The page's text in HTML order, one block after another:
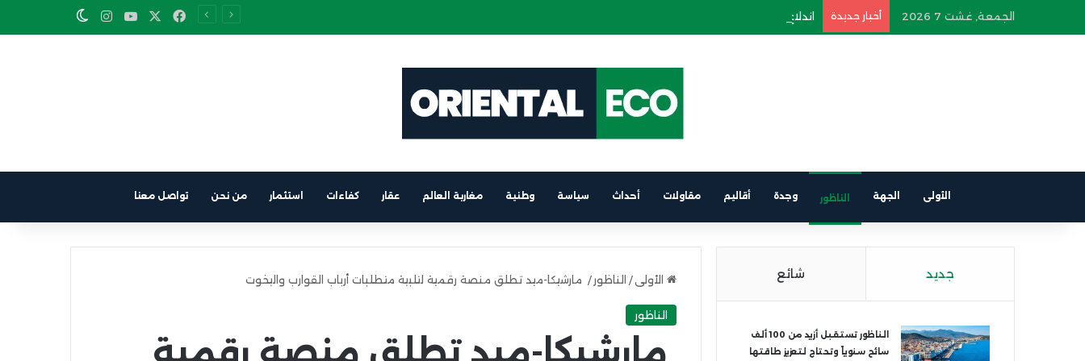
الجمعة, غشت 7 2026 أخبار جديدة اندلاع حريق في سيارة كهربائية على متن باخرة الرابط بين برشلونة والناظور Facebook
YouTube
Instagram
Switch skin
الأولى الجهة الناظور وجدة أقاليم مقاولات أحداث سياسة وطنية مغاربة العالم عقار كفاءات استثمار من نحن تواصل معنا
الأولى / الناظور / مارشيكا-ميد تطلق منصة رقمية لتلبية متطلبات أرباب القوارب واليخوت
الناظور
مارشيكا-ميد تطلق منصة رقمية
جديد شائع
الناظور تستقبل أزيد من 100 ألف
سائح سنوياً وتحتاج لتعزيز طاقتها